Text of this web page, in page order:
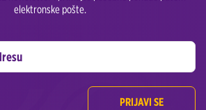
elektronske pošte.
PRIJAVI SE